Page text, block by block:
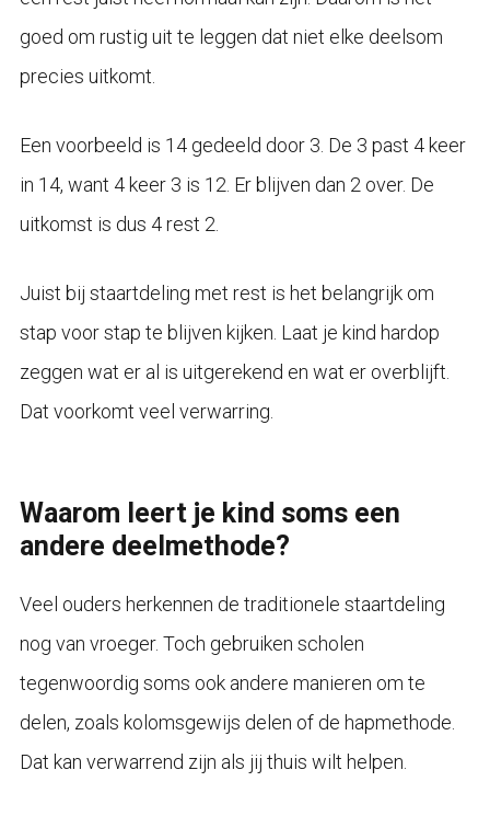
goed om rustig uit te leggen dat niet elke deelsom
precies uitkomt.
Een voorbeeld is 14 gedeeld door 3. De 3 past 4 keer
in 14, want 4 keer 3 is 12. Er blijven dan 2 over. De
uitkomst is dus 4 rest 2.
Juist bij staartdeling met rest is het belangrijk om
stap voor stap te blijven kijken. Laat je kind hardop
zeggen wat er al is uitgerekend en wat er overblijft.
Dat voorkomt veel verwarring.
Waarom leert je kind soms een
andere deelmethode?
Veel ouders herkennen de traditionele staartdeling
nog van vroeger. Toch gebruiken scholen
tegenwoordig soms ook andere manieren om te
delen, zoals kolomsgewijs delen of de hapmethode.
Dat kan verwarrend zijn als jij thuis wilt helpen.